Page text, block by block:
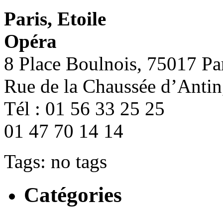
Paris, Etoile
Opéra
8 Place
Rue de la Chaussée
Tél : 01 56
01 47 70 14 14
Tags: no tags
Catégories